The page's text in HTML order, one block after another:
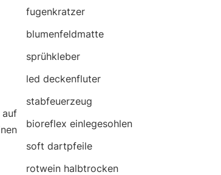
fugenkratzer
blumenfeldmatte
sprühkleber
led deckenfluter
stabfeuerzeug
bioreflex einlegesohlen
soft dartpfeile
rotwein halbtrocken